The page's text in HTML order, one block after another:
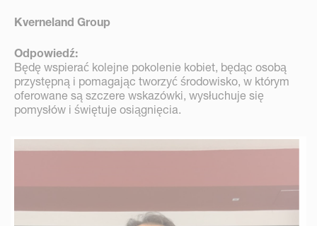
Kverneland Group
Odpowiedź:
Będę wspierać kolejne pokolenie kobiet, będąc osobą
przystępną i pomagając tworzyć środowisko, w którym
oferowane są szczere wskazówki, wysłuchuje się
pomysłów i świętuje osiągnięcia.